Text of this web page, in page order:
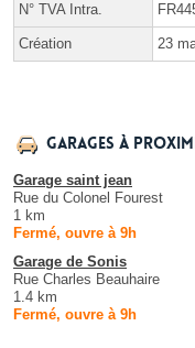
N° TVA Intra.
Création 23
Garages à
Garage saint jean
Rue du Colonel Fourest
1 km
Fermé, ouvre à 9h
Garage de Sonis
Rue Charles Beauhaire
1.4 km
Fermé, ouvre à 9h